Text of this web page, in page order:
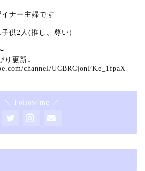
ナー主婦です
供2人(推し、尊い)
り更新↓
channel/UCBRCjonFKe_1fpaX
＼ Follow me ／